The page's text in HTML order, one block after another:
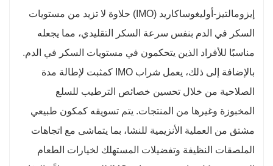
إيزومالتيز-أوليغوساكاريد (IMO) حلاوة لا تزيد من مستويات
السكر في الدم بنفس سرعة السكر التقليدي، مما يجعله
مناسبًا للأفراد الذين يتحكمون في مستويات السكر في الدم.
بالإضافة إلى ذلك، يعمل شراب IMO كمثبت لإطالة مدة
الصلاحية من خلال تحسين خصائص الترطيب للسلع
المخبوزة وغيرها من المنتجات. يتم تسويقه كمكون طبيعي
مشتق من العملية الأنزيمية للنشا، بما يتماشى مع اتجاهات
الملصقات النظيفة وتفضيلات المستهلك لخيارات الطعام